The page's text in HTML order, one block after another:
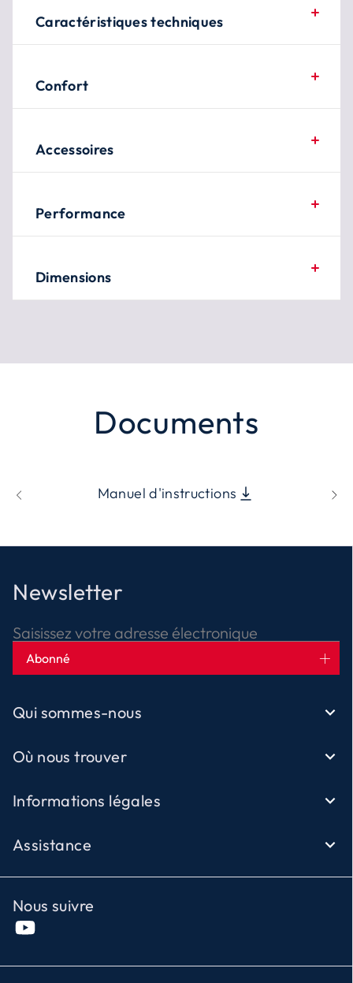
Caractéristiques techniques
Confort
Accessoires
Performance
Dimensions
Documents
Manuel d'instructions
Newsletter
Saisissez votre adresse électronique
Abonné
Qui sommes-nous
Où nous trouver
Informations légales
Assistance
Nous suivre